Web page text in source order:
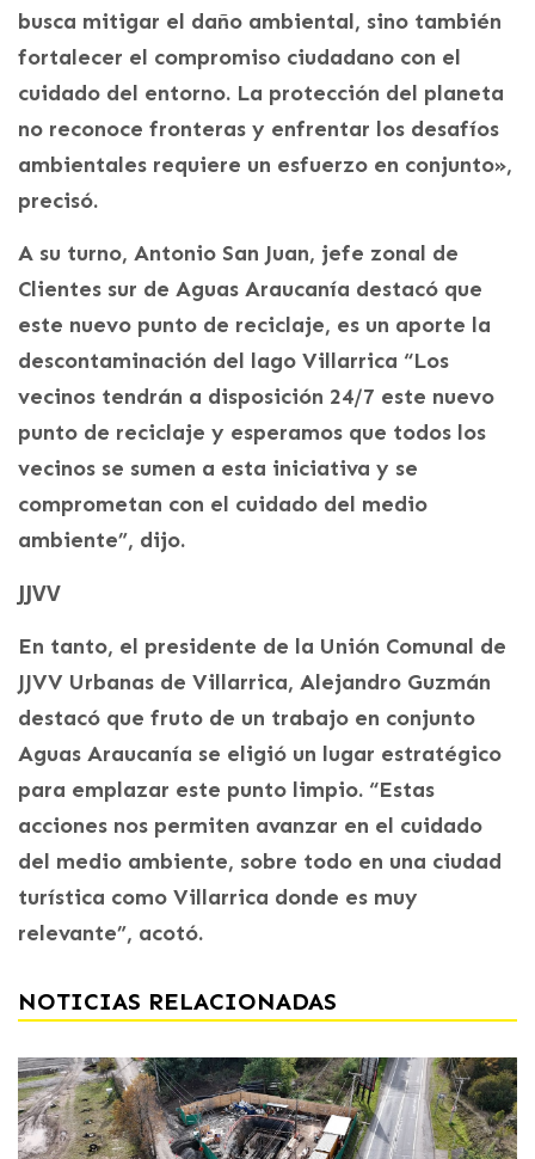
busca mitigar el daño ambiental, sino también
fortalecer el compromiso ciudadano con el
cuidado del entorno. La protección del planeta
no reconoce fronteras y enfrentar los desafíos
ambientales requiere un esfuerzo en conjunto»,
precisó.
A su turno, Antonio San Juan, jefe zonal de
Clientes sur de Aguas Araucanía destacó que
este nuevo punto de reciclaje, es un aporte la
descontaminación del lago Villarrica “Los
vecinos tendrán a disposición 24/7 este nuevo
punto de reciclaje y esperamos que todos los
vecinos se sumen a esta iniciativa y se
comprometan con el cuidado del medio
ambiente”, dijo.
JJVV
En tanto, el presidente de la Unión Comunal de
JJVV Urbanas de Villarrica, Alejandro Guzmán
destacó que fruto de un trabajo en conjunto
Aguas Araucanía se eligió un lugar estratégico
para emplazar este punto limpio. “Estas
acciones nos permiten avanzar en el cuidado
del medio ambiente, sobre todo en una ciudad
turística como Villarrica donde es muy
relevante”, acotó.
NOTICIAS RELACIONADAS